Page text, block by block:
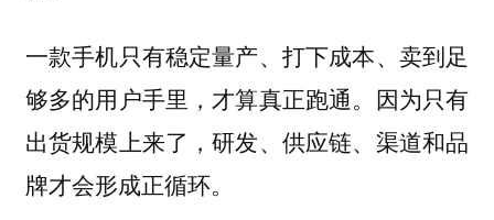
一款手机只有稳定量产、打下成本、卖到足
够多的用户手里，才算真正跑通。因为只有
出货规模上来了，研发、供应链、渠道和品
牌才会形成正循环。